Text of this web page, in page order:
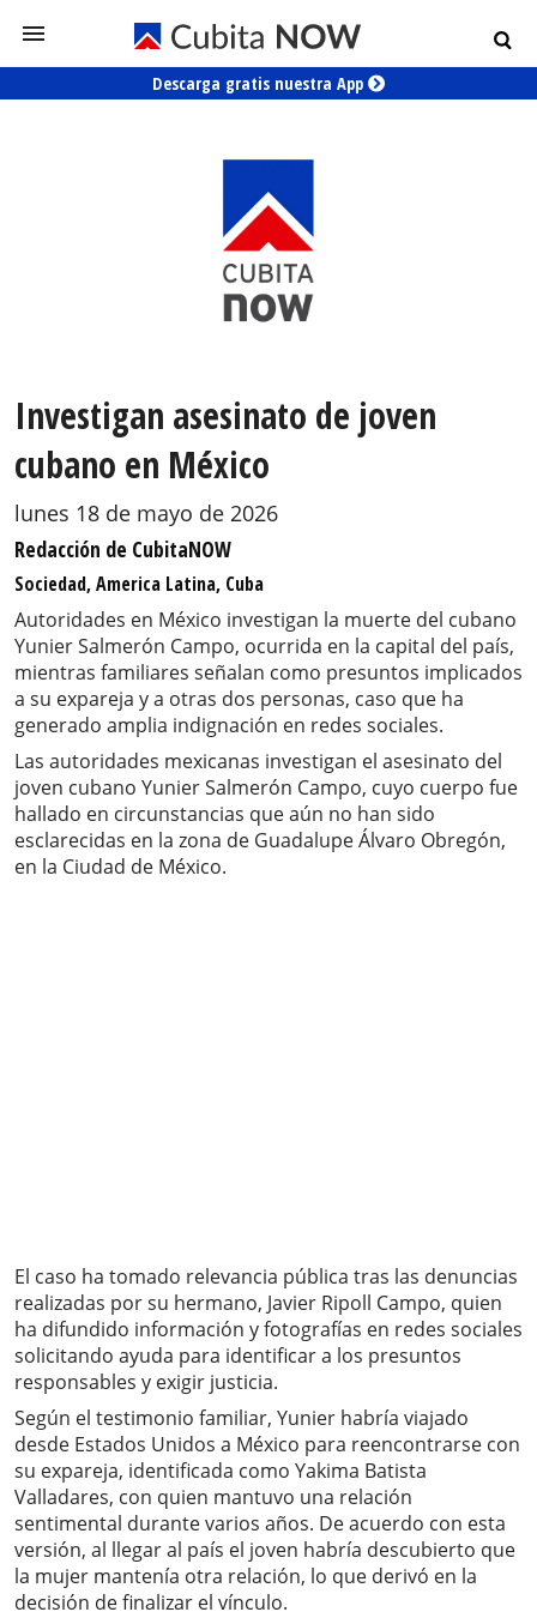
Descarga gratis nuestra App
Investigan asesinato de joven
cubano en México
lunes 18 de mayo de 2026
Redacción de CubitaNOW
Sociedad, America Latina, Cuba
Autoridades en México investigan la muerte del cubano
Yunier Salmerón Campo, ocurrida en la capital del país,
mientras familiares señalan como presuntos implicados
a su expareja y a otras dos personas, caso que ha
generado amplia indignación en redes sociales.
Las autoridades mexicanas investigan el asesinato del
joven cubano Yunier Salmerón Campo, cuyo cuerpo fue
hallado en circunstancias que aún no han sido
esclarecidas en la zona de Guadalupe Álvaro Obregón,
en la Ciudad de México.
El caso ha tomado relevancia pública tras las denuncias
realizadas por su hermano, Javier Ripoll Campo, quien
ha difundido información y fotografías en redes sociales
solicitando ayuda para identificar a los presuntos
responsables y exigir justicia.
Según el testimonio familiar, Yunier habría viajado
desde Estados Unidos a México para reencontrarse con
su expareja, identificada como Yakima Batista
Valladares, con quien mantuvo una relación
sentimental durante varios años. De acuerdo con esta
versión, al llegar al país el joven habría descubierto que
la mujer mantenía otra relación, lo que derivó en la
decisión de finalizar el vínculo.